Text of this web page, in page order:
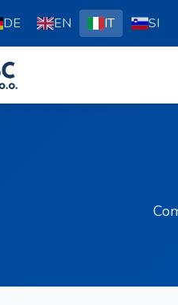
DE EN IT SI